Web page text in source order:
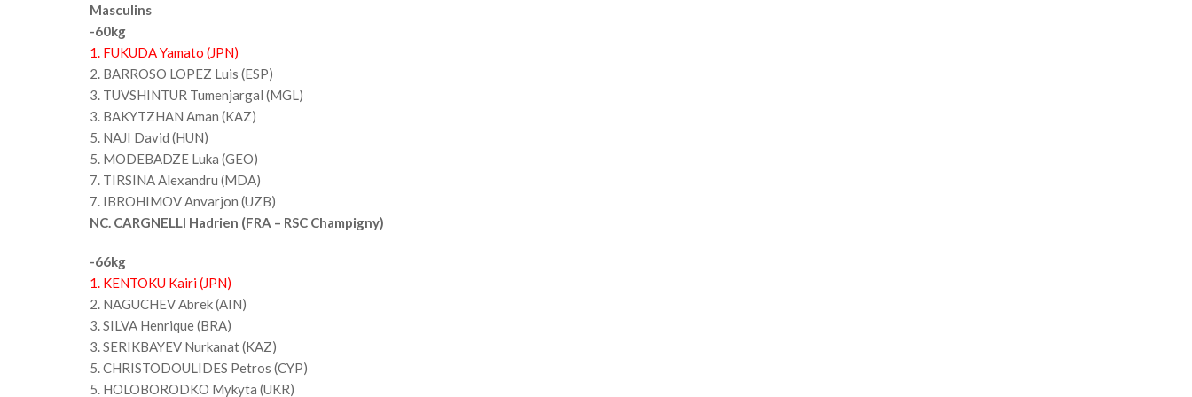
Masculins
-60kg
1. FUKUDA Yamato (JPN)
2. BARROSO LOPEZ Luis (ESP)
3. TUVSHINTUR Tumenjargal (MGL)
3. BAKYTZHAN Aman (KAZ)
5. NAJI David (HUN)
5. MODEBADZE Luka (GEO)
7. TIRSINA Alexandru (MDA)
7. IBROHIMOV Anvarjon (UZB)
NC. CARGNELLI Hadrien (FRA – RSC Champigny)
-66kg
1. KENTOKU Kairi (JPN)
2. NAGUCHEV Abrek (AIN)
3. SILVA Henrique (BRA)
3. SERIKBAYEV Nurkanat (KAZ)
5. CHRISTODOULIDES Petros (CYP)
5. HOLOBORODKO Mykyta (UKR)